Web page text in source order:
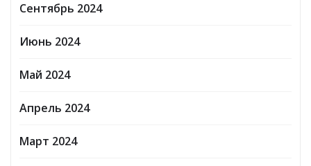
Сентябрь 2024
Июнь 2024
Май 2024
Апрель 2024
Март 2024